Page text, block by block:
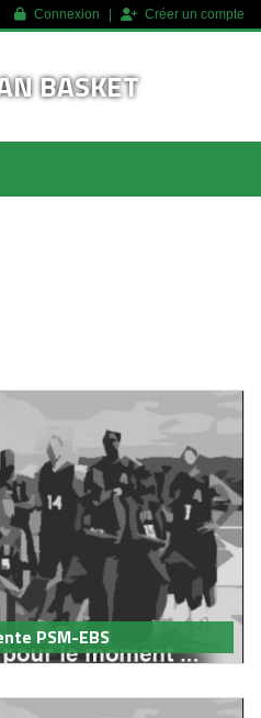
Connexion Créer un compte
BASKET
PSM-EBS